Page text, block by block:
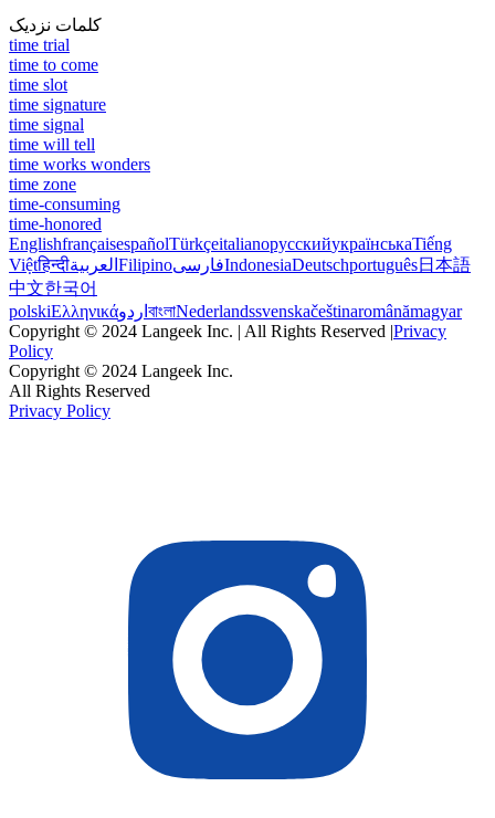
کلمات نزدیک
time trial
time to come
time slot
time signature
time signal
time will tell
time works wonders
time zone
time-consuming
time-honored
EnglishfrançaisespañolTürkçeitalianoрусскийукраїнськаTiếng
Việtहिन्दीالعربية FilipinoفارسیIndonesiaDeutschportuguês日本語
中文한국어
polskiΕλληνικάاردو বাংলাNederlandssvenskačeštinaromânămagyar
Copyright © 2024 Langeek Inc. | All Rights Reserved |Privacy
Policy
Copyright © 2024 Langeek Inc.
All Rights Reserved
Privacy Policy